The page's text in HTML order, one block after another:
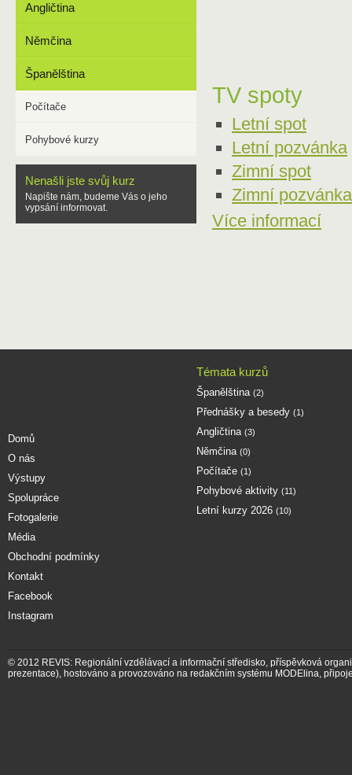
Angličtina
Němčina
Španělština
Počítače
Pohybové kurzy
Nenašli jste svůj kurz
Napište nám, budeme Vás o jeho
vypsání informovat.
TV spoty
Letní spot
Letní pozvánka
Zimní spot
Zimní pozvánka
Více informací
Domů
O nás
Výstupy
Spolupráce
Fotogalerie
Média
Obchodní podmínky
Kontakt
Facebook
Instagram
Témata kurzů
Španělština (2)
Přednášky a besedy (1)
Angličtina (3)
Němčina (0)
Počítače (1)
Pohybové aktivity (11)
Letní kurzy 2026 (10)
© 2012 REVIS: Regionální vzdělávací a informační středisko, příspěvková
prezentace), hostováno a provozováno na redakčním systému MODElina,